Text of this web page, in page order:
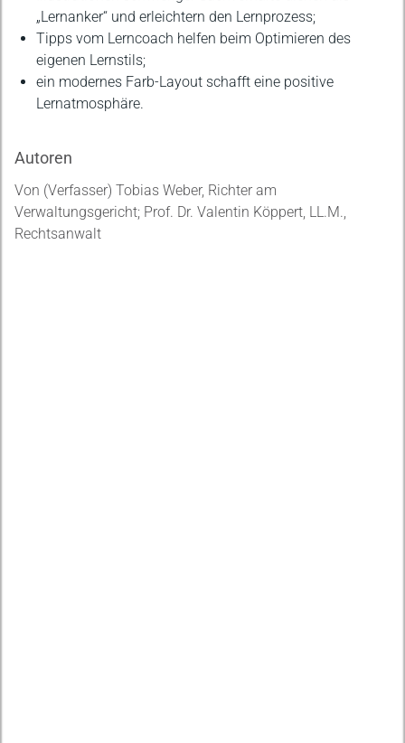
„Lernanker“ und erleichtern den Lernprozess;
Tipps vom Lerncoach helfen beim Optimieren des
eigenen Lernstils;
ein modernes Farb-Layout schafft eine positive
Lernatmosphäre.
Autoren
Von (Verfasser) Tobias Weber, Richter am
Verwaltungsgericht; Prof. Dr. Valentin Köppert, LL.M.,
Rechtsanwalt